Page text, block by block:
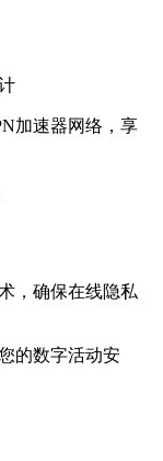
加速器网络，享
的数字活动安